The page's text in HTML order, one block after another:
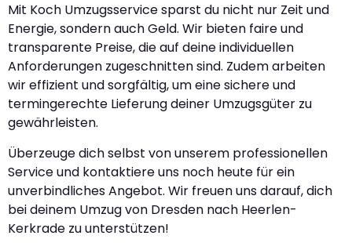
Mit Koch Umzugsservice sparst du nicht nur Zeit und
Energie, sondern auch Geld. Wir bieten faire und
transparente Preise, die auf deine individuellen
Anforderungen zugeschnitten sind. Zudem arbeiten
wir effizient und sorgfältig, um eine sichere und
termingerechte Lieferung deiner Umzugsgüter zu
gewährleisten.
Überzeuge dich selbst von unserem professionellen
Service und kontaktiere uns noch heute für ein
unverbindliches Angebot. Wir freuen uns darauf, dich
bei deinem Umzug von Dresden nach Heerlen-
Kerkrade zu unterstützen!